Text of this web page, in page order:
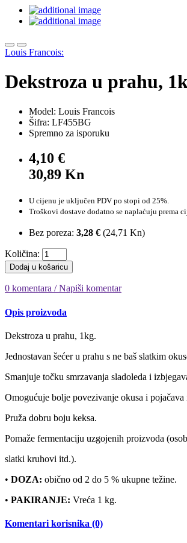
Louis Francois:
Dekstroza u prahu,
Model: Louis Francois
Šifra: LF455BG
Spremno za isporuku
4,10 €
30,89 Kn
U cijenu je uključen PDV po stopi od 25%.
Troškovi dostave dodatno se naplaćuju prema
Bez poreza: 3,28 € (24,71 Kn)
Količina:
Dodaj u košaricu
0 komentara / Napiši komentar
Opis proizvoda
Dekstroza u prahu, 1kg.
Jednostavan šećer u prahu s ne baš slatkim
Smanjuje točku smrzavanja sladoleda i
Omogućuje bolje povezivanje okusa i pojačava
Pruža dobru boju keksa.
Pomaže fermentaciju uzgojenih proizvoda
slatki kruhovi itd.).
• DOZA: obično od 2 do 5 % ukupne težine.
• PAKIRANJE: Vreća 1 kg.
Komentari korisnika (0)